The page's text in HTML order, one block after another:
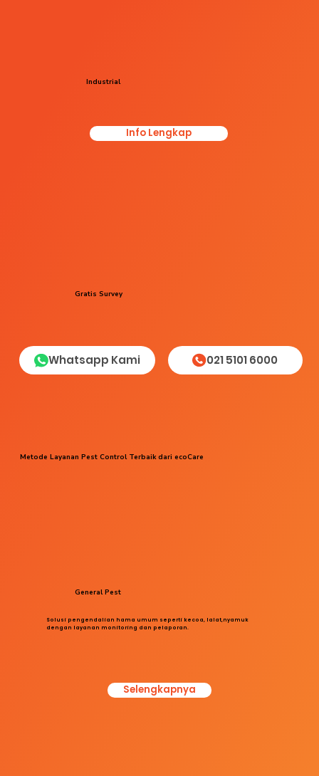
Gratis Survey
Industrial
Info Lengkap
Whatsapp Kami 021 5101 6000
Metode Layanan Pest Control Terbaik dari ecoCare
Solusi pengendalian hama umum seperti kecoa, lalat,nyamuk
dengan layanan monitoring dan pelaporan.
General Pest
Selengkapnya